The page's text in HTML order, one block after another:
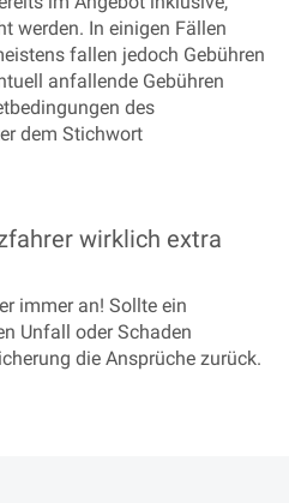
werden. In einigen Fällen
fallen jedoch Gebühren
anfallende Gebühren
des
dem Stichwort
wirklich extra
immer an! Sollte ein
Unfall oder Schaden
die Ansprüche zurück.